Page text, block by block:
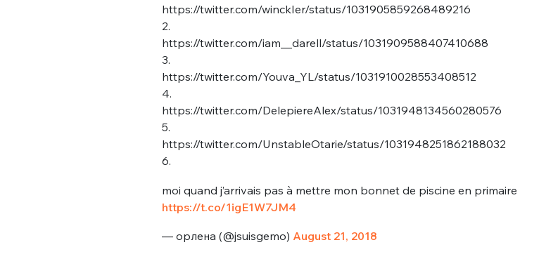
https://twitter.com/winckIer/status/1031905859268489216
2.
https://twitter.com/iam__darell/status/1031909588407410688
3.
https://twitter.com/Youva_YL/status/1031910028553408512
4.
https://twitter.com/DelepiereAlex/status/1031948134560280576
5.
https://twitter.com/UnstableOtarie/status/1031948251862188032
6.
moi quand j’arrivais pas à mettre mon bonnet de piscine en primaire
https://t.co/1igE1W7JM4
— орлена (@jsuisgemo) August 21, 2018